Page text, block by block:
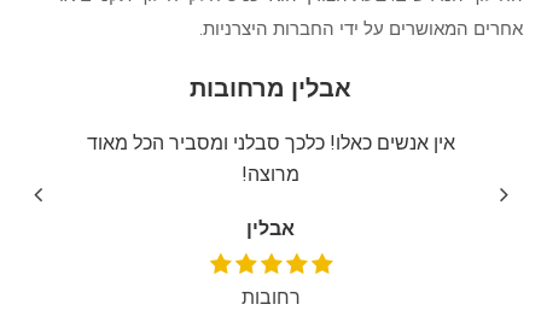
אחרים המאושרים על ידי החברות היצרניות.
אבלין מרחובות
אין אנשים כאלו! כלכך סבלני ומסביר הכל מאוד
מרוצה!
אבלין
רחובות